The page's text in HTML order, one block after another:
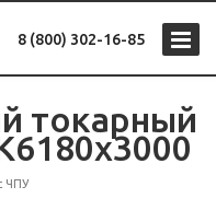
8 (800) 302-16-85
токарный
ЧПУ